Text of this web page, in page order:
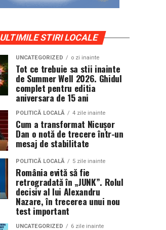
ULTIMILE STIRI LOCALE
UNCATEGORIZED o zi inainte
Tot ce trebuie sa stii inainte
de Summer Well 2026. Ghidul
complet pentru editia
aniversara de 15 ani
POLITICĂ LOCALĂ 4 zile inainte
Cum a transformat Nicușor
Dan o notă de trecere într-un
mesaj de stabilitate
POLITICĂ LOCALĂ 5 zile inainte
România evită să fie
retrogradată în „JUNK”. Rolul
decisiv al lui Alexandru
Nazare, în trecerea unui nou
test important
UNCATEGORIZED 6 zile inainte